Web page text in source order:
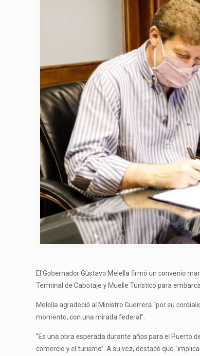
El Gobernador Gustavo Melella firmó un convenio
Terminal de Cabotaje y Muelle Turístico para
Melella agradeció al Ministro Guerrera “por su
momento, con una mirada federal”.
“Es una obra esperada durante años para el Puerto
comercio y el turismo”. A su vez, destacó que